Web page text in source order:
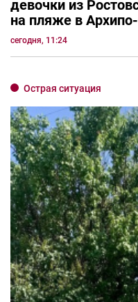
девочки из
на пляже в
сегодня, 11:24
Острая ситуация